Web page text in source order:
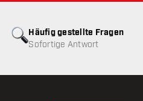
Häufig gestellte Fragen
Sofortige Antwort
nicht verfügbar